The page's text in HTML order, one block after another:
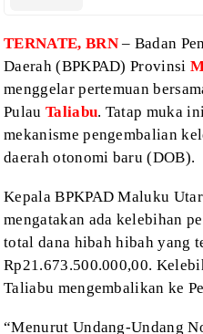
TERNATE, BRN– Badan
Daerah (BPKPAD) Provinsi
menggelar pertemuan
Pulau Taliabu. Tatap muka
mekanisme pengembalian
daerah otonomi baru (DOB).
Kepala BPKPAD Maluku
mengatakan ada kelebihan
total dana hibah hibah yang
Rp21.673.500.000,00.
Taliabu mengembalikan ke
“Menurut Undang-Undang